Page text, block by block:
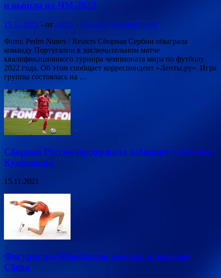
и вышла на ЧМ-2022
15.11.2021 - от admin - Оставьте комментарий
Фото: Pedro Nunes / Reuters Сборная Сербии обыграла
команду Португалии в заключительном матче
квалификационного турнира чемпионата мира по футболу
2022 года. Об этом сообщает корреспондент «Ленты.ру». Игра
группы состоялась на …
Сборная России поддержала забившего автогол
Кудряшова
15.11.2021
Фигуристка Щербакова снялась в рекламе
Сбера